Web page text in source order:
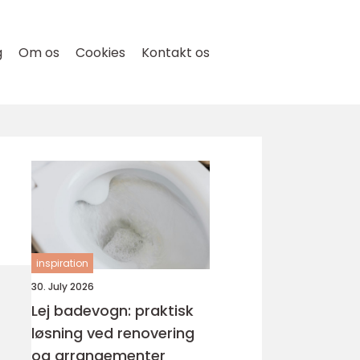
Om os Cookies Kontakt os
inspiration
30. July 2026
Lej badevogn: praktisk
løsning ved renovering
og arrangementer